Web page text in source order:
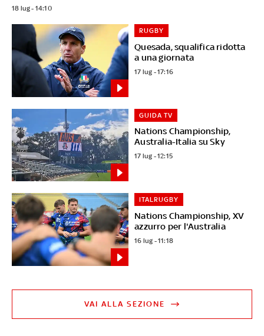
18 lug - 14:10
Quesada, squalifica ridotta
a una giornata
RUGBY
17 lug - 17:16
Nations Championship,
Australia-Italia su Sky
GUIDA TV
17 lug - 12:15
Nations Championship, XV
azzurro per l'Australia
ITALRUGBY
16 lug - 11:18
VAI ALLA SEZIONE